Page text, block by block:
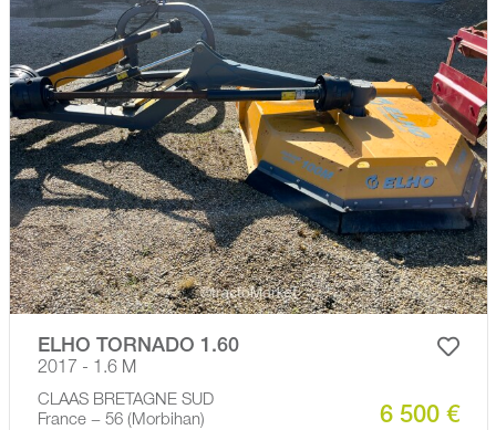
ELHO TORNADO 1.60
2017 - 1.6 M
CLAAS BRETAGNE SUD
France − 56 (Morbihan)
6 500 €